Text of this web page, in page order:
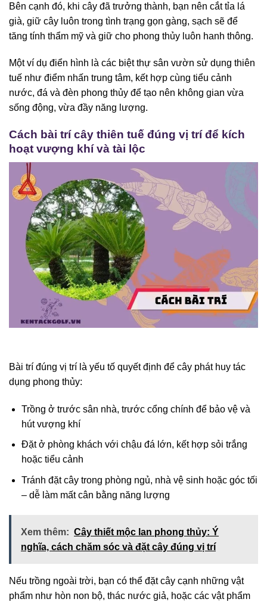
Bên cạnh đó, khi cây đã trưởng thành, bạn nên cắt tỉa lá
già, giữ cây luôn trong tình trạng gọn gàng, sạch sẽ để
tăng tính thẩm mỹ và giữ cho phong thủy luôn hanh thông.
Một ví dụ điển hình là các biệt thự sân vườn sử dụng thiên
tuế như điểm nhấn trung tâm, kết hợp cùng tiểu cảnh
nước, đá và đèn phong thủy để tạo nên không gian vừa
sống động, vừa đầy năng lượng.
Cách bài trí cây thiên tuế đúng vị trí để kích
hoạt vượng khí và tài lộc
Bài trí đúng vị trí là yếu tố quyết định để cây phát huy tác
dụng phong thủy:
Trồng ở trước sân nhà, trước cổng chính để bảo vệ và
hút vượng khí
Đặt ở phòng khách với chậu đá lớn, kết hợp sỏi trắng
hoặc tiểu cảnh
Tránh đặt cây trong phòng ngủ, nhà vệ sinh hoặc góc tối
– dễ làm mất cân bằng năng lượng
Xem thêm: Cây thiết mộc lan phong thủy: Ý
nghĩa, cách chăm sóc và đặt cây đúng vị trí
Nếu trồng ngoài trời, bạn có thể đặt cây cạnh những vật
phẩm như hòn non bộ, thác nước giả, hoặc các vật phẩm